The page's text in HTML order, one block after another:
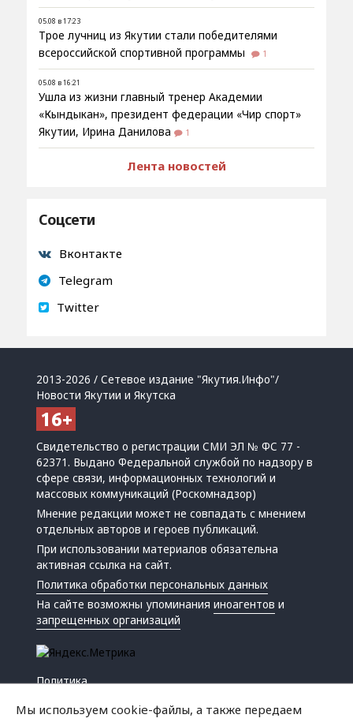
05.08 в 17:23
Трое лучниц из Якутии стали победителями
всероссийской спортивной программы
1
05.08 в 16:21
Ушла из жизни главный тренер Академии
«Кындыкан», президент федерации «Чир спорт»
Якутии, Ирина Данилова
1
Лента новостей
Соцсети
Вконтакте
Telegram
Twitter
2013-2026 / Сетевое издание "Якутия.Инфо"/
Новости Якутии и Якутска
Свидетельство о регистрации СМИ ЭЛ № ФС 77 -
62371. Выдано Федеральной службой по надзору в
сфере связи, информационных технологий и
массовых коммуникаций (Роскомнадзор)
Мнение редакции может не совпадать с мнением
отдельных авторов и героев публикаций.
При использовании материалов обязательна
активная ссылка на сайт.
Политика обработки персональных данных
На сайте возможны упоминанияиноагентов и
запрещенных организаций
Политика
Мы используем cookie-файлы, а также передаем